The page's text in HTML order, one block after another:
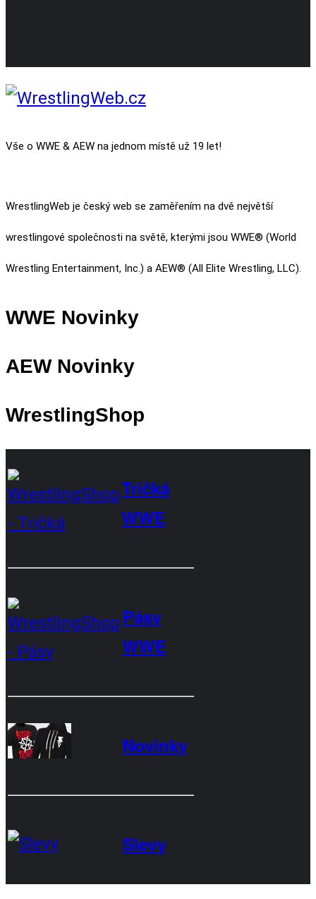
Vše o WWE & AEW na jednom místě už 19 let!
WrestlingWeb je český web se zaměřením na dvě největší
wrestlingové společnosti na světě, kterými jsou WWE® (World
Wrestling Entertainment, Inc.) a AEW® (All Elite Wrestling, LLC).
WWE Novinky
AEW Novinky
WrestlingShop
Tričká
WWE
Pásy
WWE
Novinky
Slevy